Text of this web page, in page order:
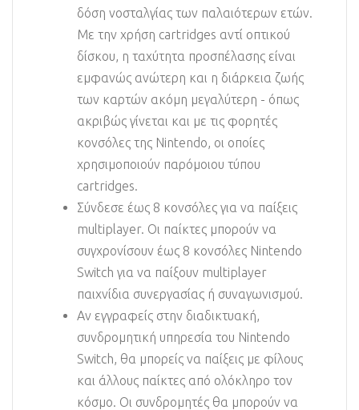
δόση νοσταλγίας των παλαιότερων ετών.
Με την χρήση cartridges αντί οπτικού
δίσκου, η ταχύτητα προσπέλασης είναι
εμφανώς ανώτερη και η διάρκεια ζωής
των καρτών ακόμη μεγαλύτερη - όπως
ακριβώς γίνεται και με τις φορητές
κονσόλες της Nintendo, οι οποίες
χρησιμοποιούν παρόμοιου τύπου
cartridges.
Σύνδεσε έως 8 κονσόλες για να παίξεις
multiplayer. Οι παίκτες μπορούν να
συγχρονίσουν έως 8 κονσόλες Nintendo
Switch για να παίξουν multiplayer
παιχνίδια συνεργασίας ή συναγωνισμού.
Αν εγγραφείς στην διαδικτυακή,
συνδρομητική υπηρεσία του Nintendo
Switch, θα μπορείς να παίξεις με φίλους
και άλλους παίκτες από ολόκληρο τον
κόσμο. Οι συνδρομητές θα μπορούν να